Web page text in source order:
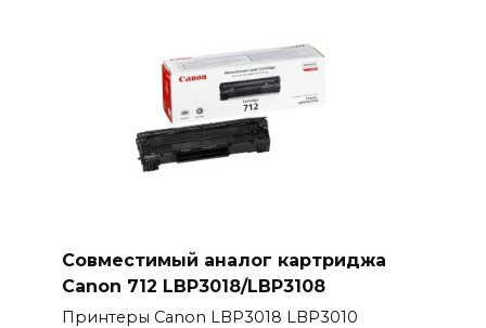
Совместимый аналог картриджа
Canon 712 LBP3018/LBP3108
Принтеры Canon LBP3018 LBP3010